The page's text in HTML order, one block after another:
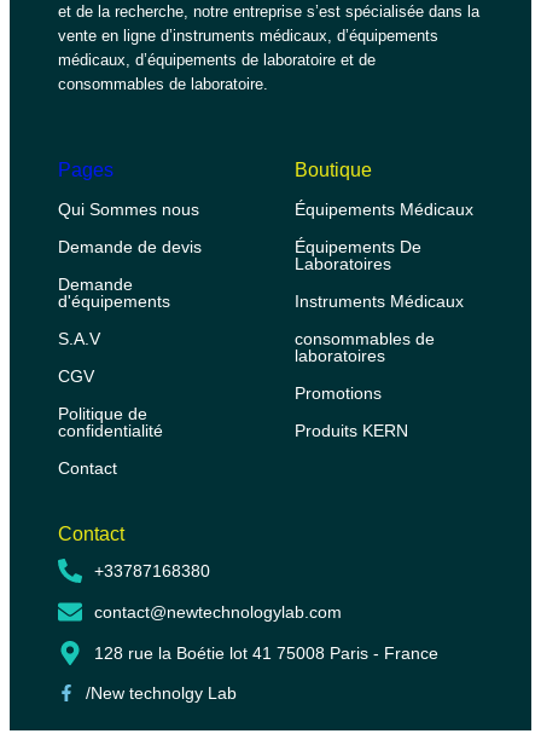
et de la recherche, notre entreprise s’est spécialisée dans la
vente en ligne d’instruments médicaux, d’équipements
médicaux, d’équipements de laboratoire et de
consommables de laboratoire.
Pages
Qui Sommes nous
Demande de devis
Demande
d'équipements
S.A.V
CGV
Politique de
confidentialité
Contact
Boutique
Équipements Médicaux
Équipements De
Laboratoires
Instruments Médicaux
consommables de
laboratoires
Promotions
Produits KERN
Contact
+33787168380
contact@newtechnologylab.com
128 rue la Boétie lot 41 75008 Paris - France
/New technolgy Lab